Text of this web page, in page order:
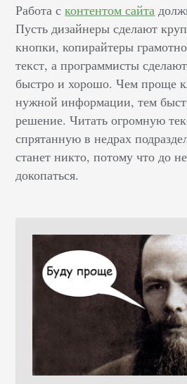
Работа сконтентом сайта
Пусть дизайнеры сделают
кнопки, копирайтеры
текст, а программисты
быстро и хорошо. Чем проще
нужной информации, тем
решение. Читать огромную
спрятанную в недрах
станет никто, потому что до
докопаться.